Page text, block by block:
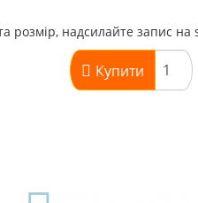
розмір, надсилайте запис
Купити